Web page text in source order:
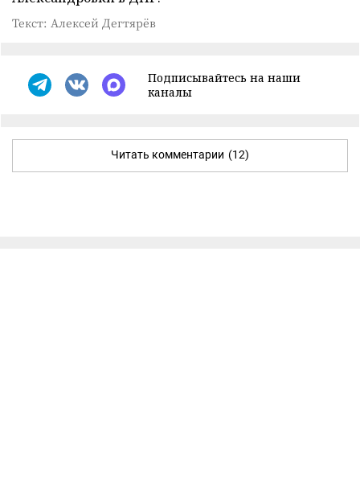
Текст: Алексей Дегтярёв
Подписывайтесь на наши
каналы
Читать комментарии (12)